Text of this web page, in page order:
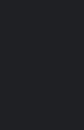
שקט
ובריאות.